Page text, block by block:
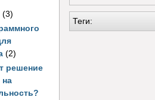
(3)
(2)
решение
на
Теги: